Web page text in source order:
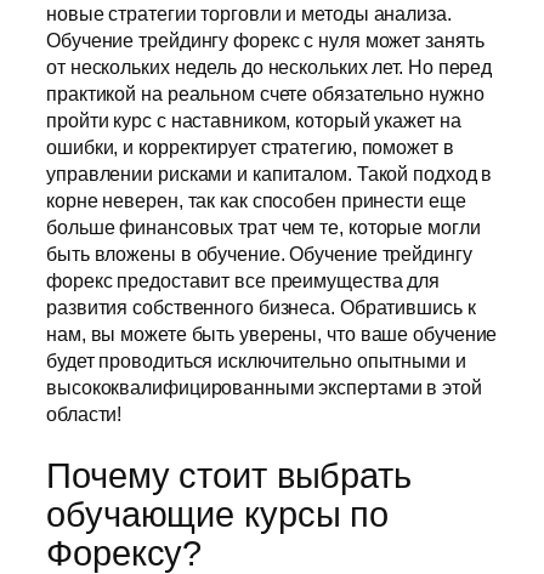
новые стратегии торговли и методы анализа.
Обучение трейдингу форекс с нуля может занять
от нескольких недель до нескольких лет. Но перед
практикой на реальном счете обязательно нужно
пройти курс с наставником, который укажет на
ошибки, и корректирует стратегию, поможет в
управлении рисками и капиталом. Такой подход в
корне неверен, так как способен принести еще
больше финансовых трат чем те, которые могли
быть вложены в обучение. Обучение трейдингу
форекс предоставит все преимущества для
развития собственного бизнеса. Обратившись к
нам, вы можете быть уверены, что ваше обучение
будет проводиться исключительно опытными и
высококвалифицированными экспертами в этой
области!
Почему стоит выбрать
обучающие курсы по
Форексу?